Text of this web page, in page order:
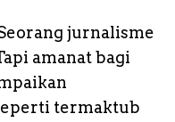
jurnalisme
amanat bagi
termaktub